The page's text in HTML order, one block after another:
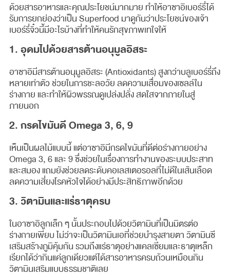
ด้วยสารอาหารและคุณประโยชน์มากมาย ทำให้อาซาอิเบอร์รี่ได้
รับการยกย่องว่าเป็น Superfood มาดูกันว่าประโยชน์ของเจ้า
เบอร์รี่จิ๋วนี้มีอะไรบ้างที่ทำให้คนรักสุขภาพเทใจให้
1. อุดมไปด้วยสารต้านอนุมูลอิสระ
อาซาอิมีสารต้านอนุมูลอิสระ (Antioxidants) สูงกว่าบลูเบอร์รี่ถึง
หลายเท่าตัว ช่วยในการชะลอวัย ลดความเสื่อมของเซลล์ใน
ร่างกาย และทำให้ผิวพรรณดูเปล่งปลั่ง สดใสจากภายในสู่
ภายนอก
2. กรดไขมันดี Omega 3, 6, 9
เห็นเป็นผลไม้แบบนี้ แต่อาซาอิมีกรดไขมันที่ดีต่อร่างกายอย่าง
Omega 3, 6 และ 9 ซึ่งช่วยในเรื่องการทำงานของระบบประสาท
และสมอง แถมยังช่วยลดระดับคอเลสเตอรอลที่ไม่ดีในเส้นเลือด
ลดความเสี่ยงโรคหัวใจได้อย่างมีประสิทธิภาพอีกด้วย
3. วิตามินและแร่ธาตุครบ
ในอาซาอิลูกเล็ก ๆ นั้นประกอบไปด้วยวิตามินที่เป็นมิตรต่อ
ร่างกายเพียบ ไม่ว่าจะเป็นวิตามินเอที่ช่วยบำรุงสายตา วิตามินซี
เสริมสร้างภูมิคุ้มกัน รวมถึงแร่ธาตุอย่างแคลเซียมและธาตุเหล็ก
เรียกได้ว่ากินแค่ลูกเดียวแต่ได้สารอาหารครบถ้วนเหมือนกิน
วิตามินเสริมแบบธรรมชาติเลย